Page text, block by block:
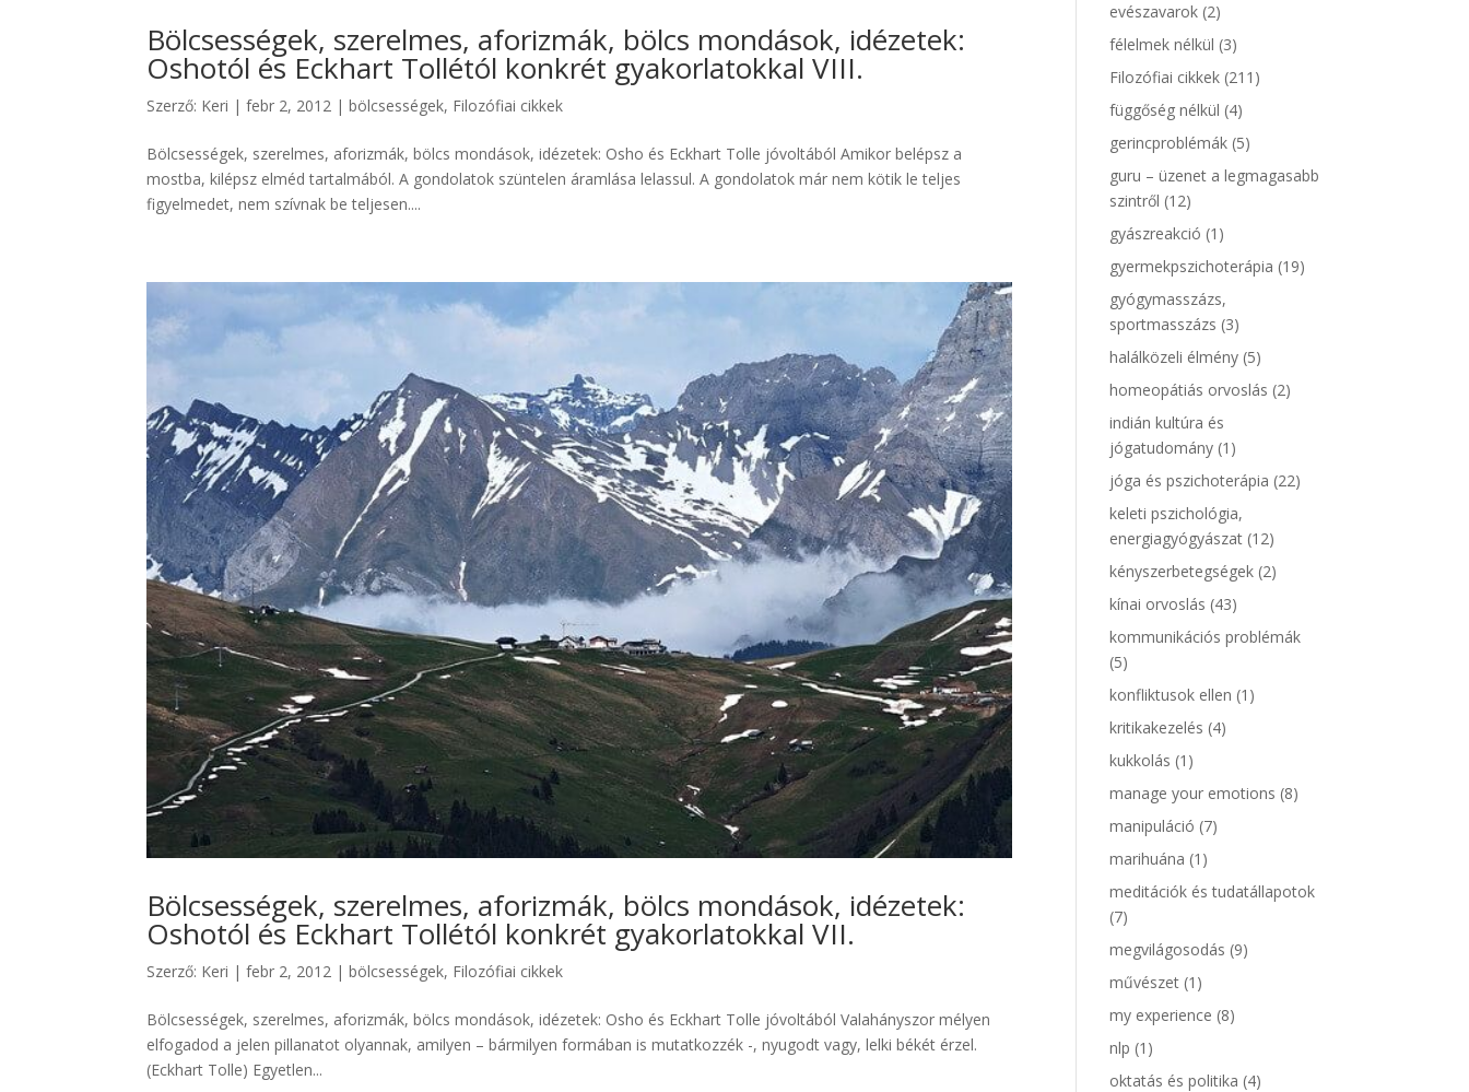
Bölcsességek, szerelmes, aforizmák, bölcs mondások, idézetek:
Oshotól és Eckhart Tollétól konkrét gyakorlatokkal VIII.
Szerző: Keri |febr 2, 2012 |bölcsességek, Filozófiai cikkek
Bölcsességek, szerelmes, aforizmák, bölcs mondások, idézetek: Osho és Eckhart Tolle jóvoltából Amikor belépsz a
mostba, kilépsz elméd tartalmából. A gondolatok szüntelen áramlása lelassul. A gondolatok már nem kötik le teljes
figyelmedet, nem szívnak be teljesen....
Bölcsességek, szerelmes, aforizmák, bölcs mondások, idézetek:
Oshotól és Eckhart Tollétól konkrét gyakorlatokkal VII.
Szerző: Keri |febr 2, 2012 |bölcsességek, Filozófiai cikkek
Bölcsességek, szerelmes, aforizmák, bölcs mondások, idézetek: Osho és Eckhart Tolle jóvoltából Valahányszor mélyen
elfogadod a jelen pillanatot olyannak, amilyen – bármilyen formában is mutatkozzék -, nyugodt vagy, lelki békét érzel.
(Eckhart Tolle) Egyetlen...
evészavarok (2)
félelmek nélkül (3)
Filozófiai cikkek (211)
függőség nélkül (4)
gerincproblémák (5)
guru – üzenet a legmagasabb
szintről (12)
gyászreakció (1)
gyermekpszichoterápia (19)
gyógymasszázs,
sportmasszázs (3)
halálközeli élmény (5)
homeopátiás orvoslás (2)
indián kultúra és
jógatudomány (1)
jóga és pszichoterápia (22)
keleti pszichológia,
energiagyógyászat (12)
kényszerbetegségek (2)
kínai orvoslás (43)
kommunikációs problémák
(5)
konfliktusok ellen (1)
kritikakezelés (4)
kukkolás (1)
manage your emotions (8)
manipuláció (7)
marihuána (1)
meditációk és tudatállapotok
(7)
megvilágosodás (9)
művészet (1)
my experience (8)
nlp (1)
oktatás és politika (4)